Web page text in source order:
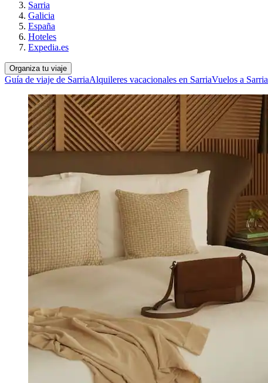
Sarria
Galicia
España
Hoteles
Expedia.es
Organiza tu viaje
Guía de viaje de SarriaAlquileres vacacionales en SarriaVuelos a Sarria